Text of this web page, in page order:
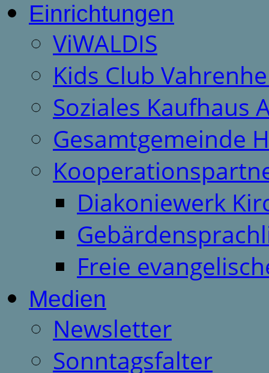
Einrichtungen
ViWALDIS
Kids Club
Soziales Kaufhaus
Gesamtgemeinde
Diakoniewerk
Freie
Medien
Newsletter
Sonntagsfalter